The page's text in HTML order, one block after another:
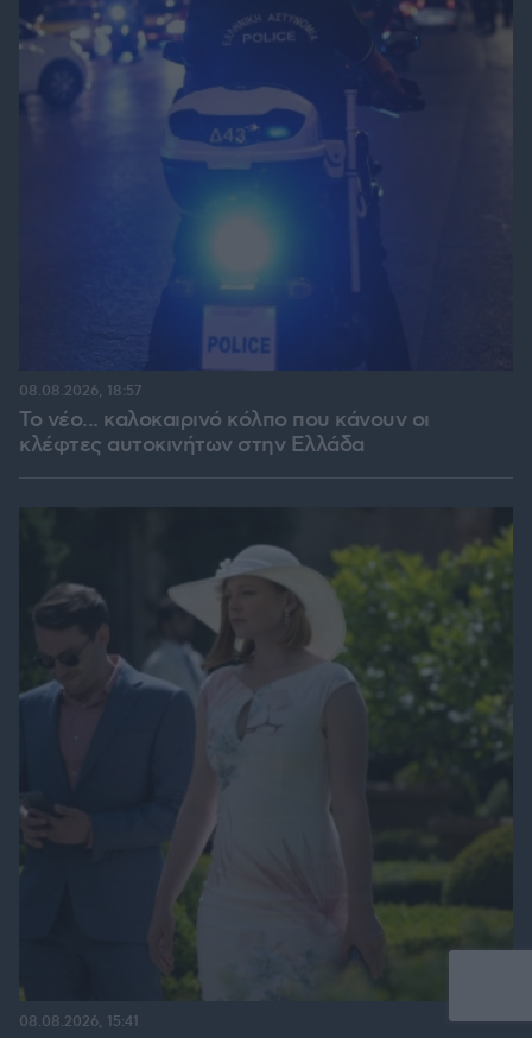
Το νέο... καλοκαιρινό κόλπο που κάνουν οι
κλέφτες αυτοκινήτων στην Ελλάδα
08.08.2026, 18:57
08.08.2026, 15:41